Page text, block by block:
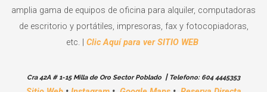
amplia gama de equipos de oficina para alquiler, computadoras
de escritorio y portátiles, impresoras, fax y fotocopiadoras,
etc. | Clic Aquí para ver SITIO WEB
Cra 42A # 1-15 Milla de Oro Sector Poblado | Telefono: 604 4445353